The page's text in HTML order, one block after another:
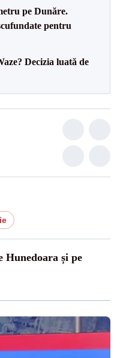
pe Dunăre.
pentru
Decizia luată de
Hunedoara și pe